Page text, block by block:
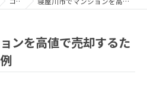
ンを高値で売却するた